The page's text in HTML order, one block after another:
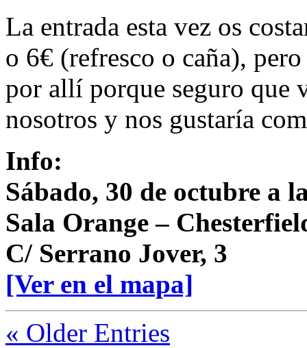
La entrada esta vez os
o 6€ (refresco o caña),
por allí porque seguro que
nosotros y nos gustaría
Info:
Sábado, 30 de octubre a
Sala Orange –
C/ Serrano Jover, 3
[Ver en el mapa]
« Older Entries